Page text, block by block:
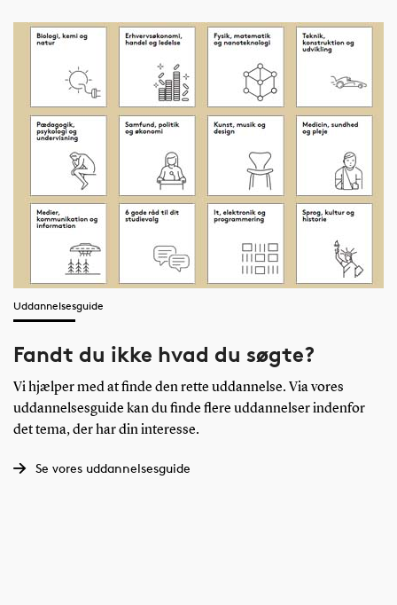
Uddannelsesguide
Fandt du ikke hvad du søgte?
Vi hjælper med at finde den rette uddannelse. Via vores
uddannelsesguide kan du finde flere uddannelser indenfor
det tema, der har din interesse.
Se vores uddannelsesguide